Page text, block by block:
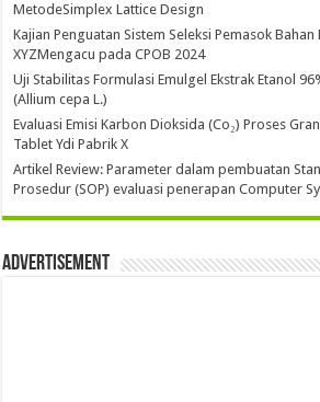
MetodeSimplex Lattice Design
Kajian Penguatan Sistem Seleksi Pemasok Bahan
XYZMengacu pada CPOB 2024
Uji Stabilitas Formulasi Emulgel Ekstrak Etanol
(Allium cepa L.)
Evaluasi Emisi Karbon Dioksida (Co₂) Proses
Tablet Ydi Pabrik X
Artikel Review: Parameter dalam pembuatan
Prosedur (SOP) evaluasi penerapan Computer
Advertisement